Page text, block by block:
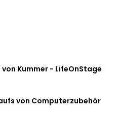
Kummer - LifeOnStage
von Computerzubehör